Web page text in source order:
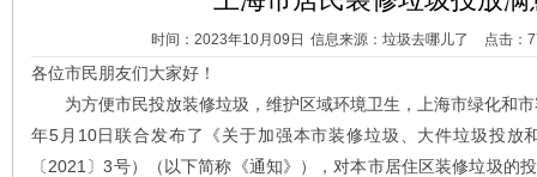
时间：2023年10月09日 信息来源：垃圾去哪儿了 点击：
各位市民朋友们大家好！
为方便市民投放装修垃圾，维护区域环境卫生，上海市绿化和市
年5月10日联合发布了《关于加强本市装修垃圾、大件垃圾投放
〔2021〕3号）（以下简称《通知》），对本市居住区装修垃圾的